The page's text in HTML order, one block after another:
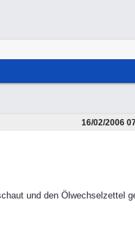
16/02/2006
und den Ölwechselzettel